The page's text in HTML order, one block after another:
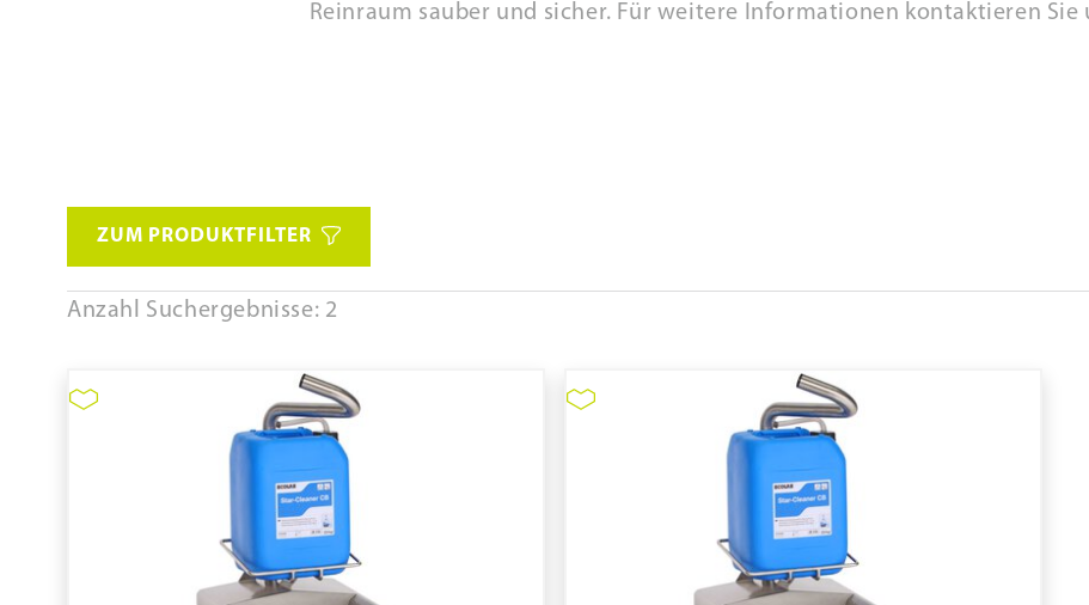
Reinraum sauber und sicher. Für weitere Informationen kontaktieren Sie
ZUM PRODUKTFILTER
Anzahl Suchergebnisse: 2